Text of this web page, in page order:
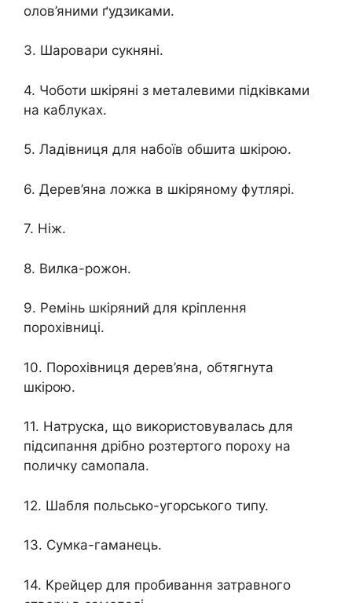
олов’яними ґудзиками.
3. Шаровари сукняні.
4. Чоботи шкіряні з металевими підківками
на каблуках.
5. Ладівниця для набоїв обшита шкірою.
6. Дерев’яна ложка в шкіряному футлярі.
7. Ніж.
8. Вилка-рожон.
9. Ремінь шкіряний для кріплення
порохівниці.
10. Порохівниця дерев’яна, обтягнута
шкірою.
11. Натруска, що використовувалась для
підсипання дрібно розтертого пороху на
поличку самопала.
12. Шабля польсько-угорського типу.
13. Сумка-гаманець.
14. Крейцер для пробивання затравного